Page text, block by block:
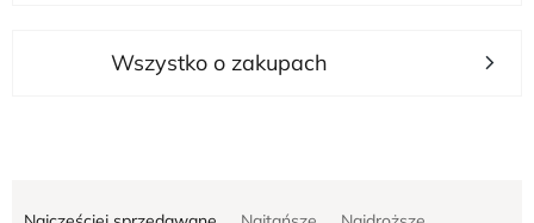
Wszystko o zakupach